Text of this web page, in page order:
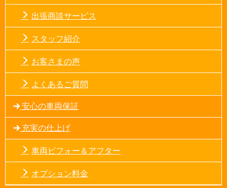
出張商談サービス
スタッフ紹介
お客さまの声
よくあるご質問
安心の車両保証
充実の仕上げ
車両ビフォー＆アフター
オプション料金